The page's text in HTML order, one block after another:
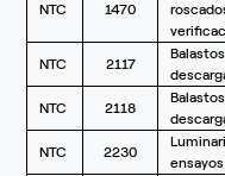
NTC 1470
NTC
2117
NTC
2118
NTC
2230
ensayos